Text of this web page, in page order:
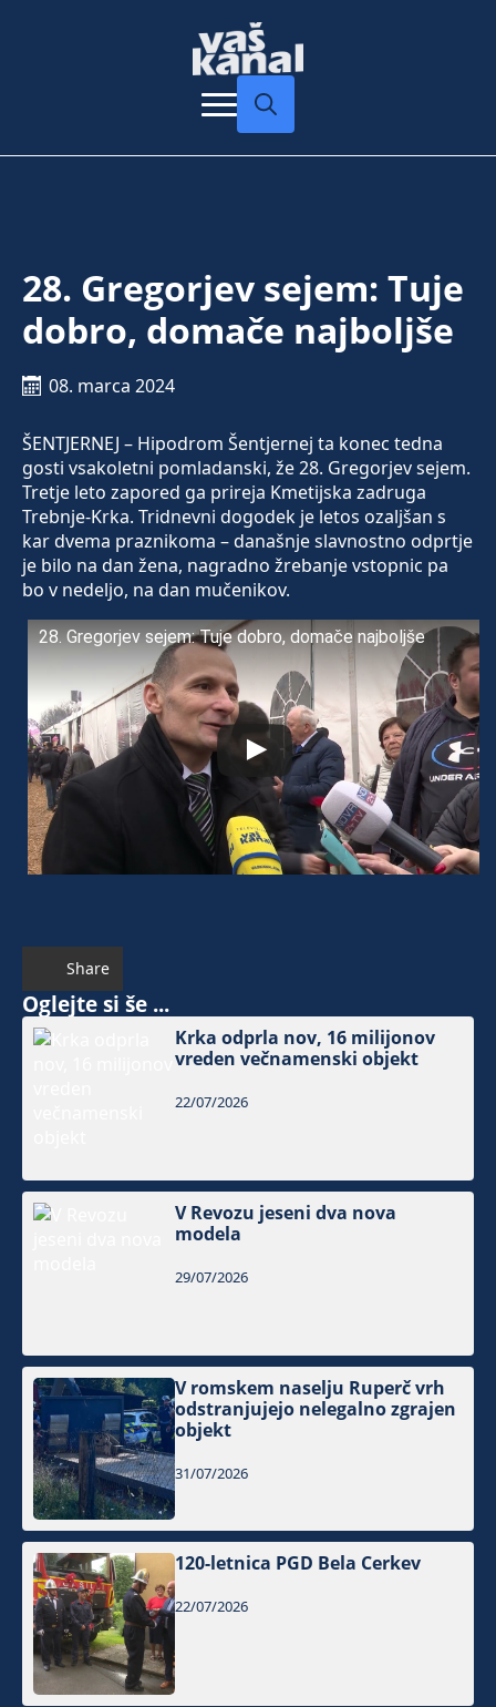
28. Gregorjev sejem: Tuje
dobro, domače najboljše
08. marca 2024
ŠENTJERNEJ – Hipodrom Šentjernej ta konec tedna
gosti vsakoletni pomladanski, že 28. Gregorjev sejem.
Tretje leto zapored ga prireja Kmetijska zadruga
Trebnje-Krka. Tridnevni dogodek je letos ozaljšan s
kar dvema praznikoma – današnje slavnostno odprtje
je bilo na dan žena, nagradno žrebanje vstopnic pa
bo v nedeljo, na dan mučenikov.
28. Gregorjev sejem: Tuje dobro, domače najboljše
Share
Oglejte si še ...
Krka odprla nov, 16 milijonov
vreden večnamenski objekt
22/07/2026
V Revozu jeseni dva nova
modela
29/07/2026
V romskem naselju Ruperč vrh
odstranjujejo nelegalno zgrajen
objekt
31/07/2026
120-letnica PGD Bela Cerkev
22/07/2026